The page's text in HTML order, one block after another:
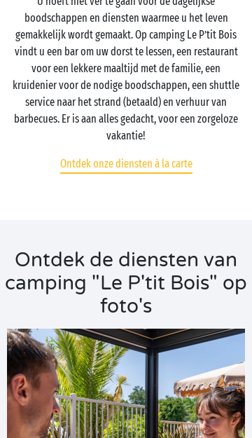
boodschappen en diensten waarmee u het leven
gemakkelijk wordt gemaakt. Op camping Le P’tit Bois
vindt u een bar om uw dorst te lessen, een restaurant
voor een lekkere maaltijd met de familie, een
kruidenier voor de nodige boodschappen, een shuttle
service naar het strand (betaald) en verhuur van
barbecues. Er is aan alles gedacht, voor een zorgeloze
vakantie!
Ontdek onze diensten à la carte
Ontdek de diensten van
camping "Le P'tit Bois" op
foto's